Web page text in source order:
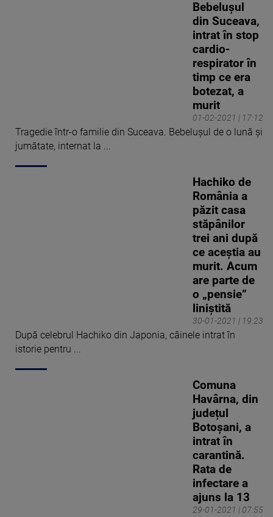
01-02-2021 | 17:12
Bebelușul
din Suceava,
intrat în stop
cardio-
respirator în
timp ce era
botezat, a
murit
Tragedie într-o familie din Suceava. Bebelușul de o lună şi
jumătate, internat la ...
30-01-2021 | 19:23
Hachiko de
România a
păzit casa
stăpânilor
trei ani după
ce aceștia au
murit. Acum
are parte de
o „pensie”
liniștită
După celebrul Hachiko din Japonia, câinele intrat în
istorie pentru ...
29-01-2021 | 07:55
Comuna
Havârna, din
județul
Botoșani, a
intrat în
carantină.
Rata de
infectare a
ajuns la 13